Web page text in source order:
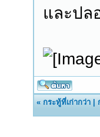
และปล
«กระทู้ที่เก่ากว่า |